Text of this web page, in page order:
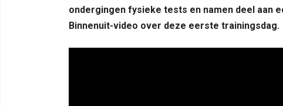
ondergingen fysieke tests en namen deel aan
Binnenuit-video over deze eerste trainingsdag.